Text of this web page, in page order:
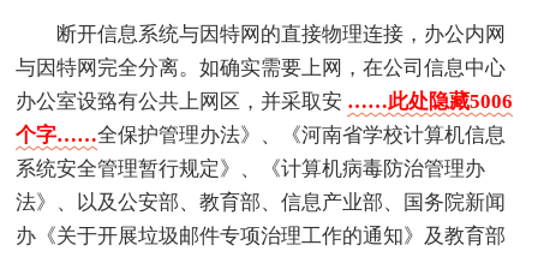
断开信息系统与因特网的直接物理连接，办公内网
与因特网完全分离。如确实需要上网，在公司信息中心
办公室设臵有公共上网区，并采取安 ……此处隐藏5006
个字……全保护管理办法》、《河南省学校计算机信息
系统安全管理暂行规定》、《计算机病毒防治管理办
法》、以及公安部、教育部、信息产业部、国务院新闻
办《关于开展垃圾邮件专项治理工作的通知》及教育部